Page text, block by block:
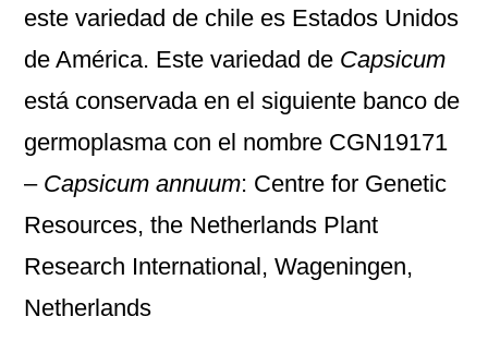
este variedad de chile es Estados Unidos
de América. Este variedad de Capsicum
está conservada en el siguiente banco de
germoplasma con el nombre CGN19171
– Capsicum annuum: Centre for Genetic
Resources, the Netherlands Plant
Research International, Wageningen,
Netherlands